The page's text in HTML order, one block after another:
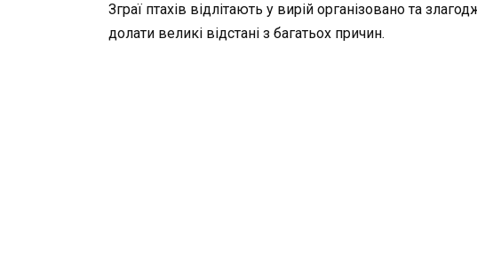
Зграї птахів відлітають у вирій організовано та
долати великі відстані з багатьох причин.